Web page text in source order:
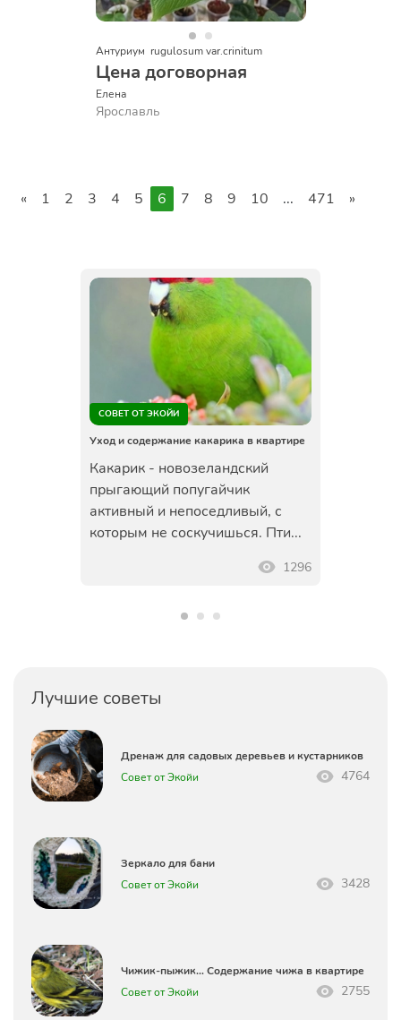
Антуриум  rugulosum var.crinitum
Цена договорная
Елена
Ярославль
« 1 2 3 4 5 6 7 8 9 10 ... 471 »
СОВЕТ ОТ ЭКОЙИ
Уход и содержание какарика в квартире
Какарик - новозеландский
прыгающий попугайчик
активный и непоседливый, с
которым не соскучишься. Пти...
1296
Лучшие советы
Дренаж для садовых деревьев и кустарников
Совет от Экойи
4764
Зеркало для бани
Совет от Экойи
3428
Чижик-пыжик… Содержание чижа в квартире
Совет от Экойи
2755